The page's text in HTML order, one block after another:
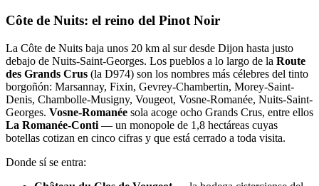
Côte de Nuits: el reino del Pinot Noir
La Côte de Nuits baja unos 20 km al sur desde Dijon hasta justo
debajo de Nuits-Saint-Georges. Los pueblos a lo largo de la Route
des Grands Crus (la D974) son los nombres más célebres del tinto
borgoñón: Marsannay, Fixin, Gevrey-Chambertin, Morey-Saint-
Denis, Chambolle-Musigny, Vougeot, Vosne-Romanée, Nuits-Saint-
Georges. Vosne-Romanée sola acoge ocho Grands Crus, entre ellos
La Romanée-Conti — un monopole de 1,8 hectáreas cuyas
botellas cotizan en cinco cifras y que está cerrado a toda visita.
Donde sí se entra: